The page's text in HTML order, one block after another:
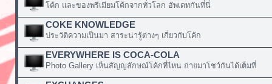
โค้ก และของพรีเมียมโค้กจากทั่วโลก อัพเดทกันที่นี่
COKE KNOWLEDGE
ประวัติความเป็นมา สาระน่ารู้ต่างๆ เกี่ยวกับโค้ก
EVERYWHERE IS COCA-COLA
Photo Gallery เห็นสัญญลักษณ์โค้กที่ไหน ถ่ายมาโชว์กันได้เต็มที่